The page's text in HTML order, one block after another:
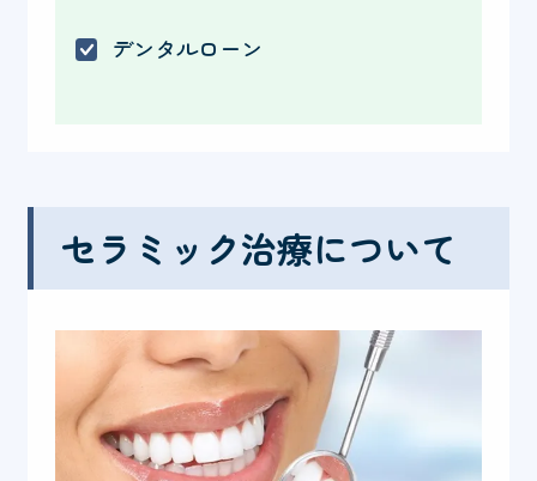
デンタルローン
セラミック治療について